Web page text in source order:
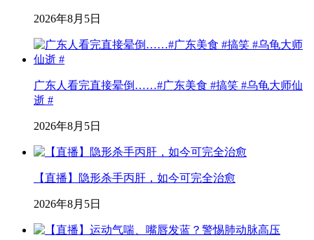
2026年8月5日
广东人看完直接晕倒……#广东美食 #搞笑 #乌龟大师仙
逝 #
2026年8月5日
【直播】隐形杀手丙肝，如今可完全治愈
2026年8月5日